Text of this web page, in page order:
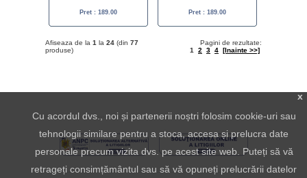
Pret : 189.00 Pret : 189.00
Afiseaza de la 1 la 24 (din 77
produse)
Pagini de rezultate:
1
2 3 4 [Inainte >>]
x
Cu acordul dvs., noi și partenerii noștri folosim cookie-uri sau
tehnologii similare pentru a stoca, accesa și prelucra date
personale precum vizita dvs. pe acest site web. Puteți să vă
retrageți consimțământul sau să vă opuneți prelucrării datelor